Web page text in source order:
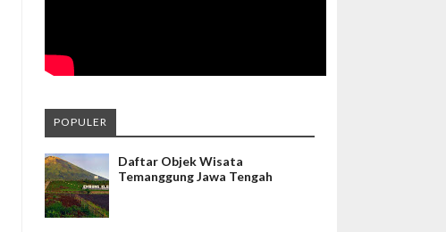
POPULER
Daftar Objek Wisata
Temanggung Jawa Tengah